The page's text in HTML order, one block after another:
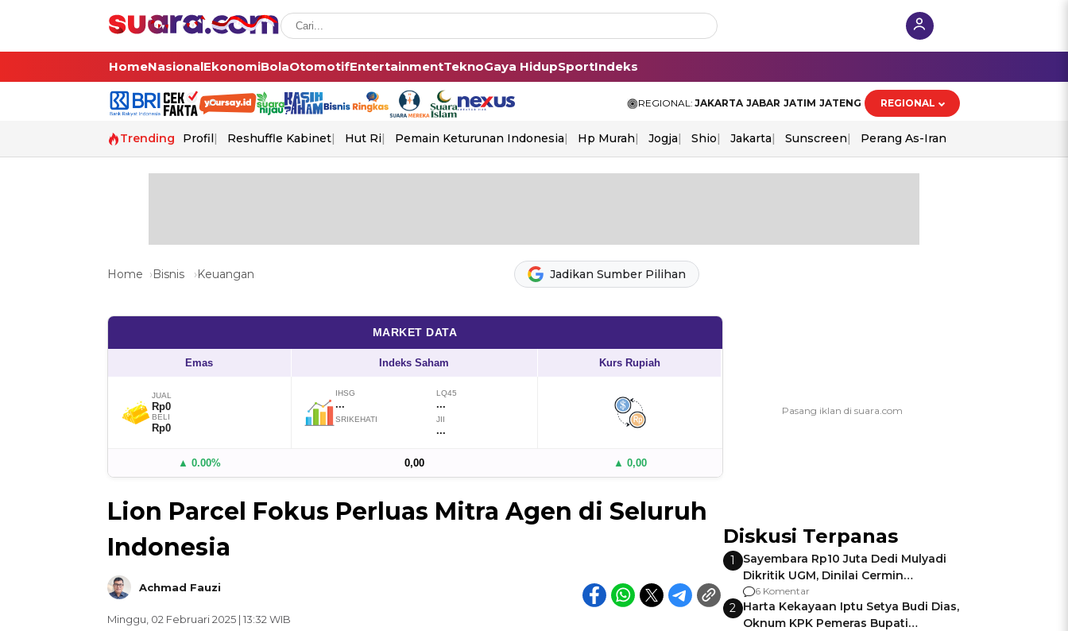
HomeNasionalEkonomiBolaOtomotifEntertainmentTeknoGaya HidupSportIndeks
REGIONAL: JAKARTA JABAR JATIM JATENG REGIONAL
Trending Profil Reshuffle Kabinet Hut Ri Pemain Keturunan Indonesia Hp Murah Jogja Shio Jakarta Sunscreen Perang As-Iran
Home Bisnis Keuangan Jadikan Sumber Pilihan
MARKET DATA
Emas Indeks Saham Kurs Rupiah
JUAL
Rp0
BELI
Rp0
IHSG
...
LQ45
...
SRIKEHATI JII
...
▲ 0.00% 0,00 ▲ 0,00
Lion Parcel Fokus Perluas Mitra Agen di Seluruh
Indonesia
Achmad Fauzi
Minggu, 02 Februari 2025 | 13:32 WIB
Diskusi Terpanas
1
Sayembara Rp10 Juta Dedi Mulyadi
Dikritik UGM, Dinilai Cermin
Gagalnya Negara Jamin Keamanan
6 Komentar
2 Harta Kekayaan Iptu Setya Budi Dias,
Oknum KPK Pemeras Bupati